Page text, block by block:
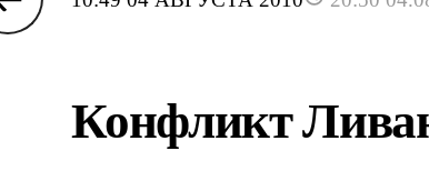
Конфликт